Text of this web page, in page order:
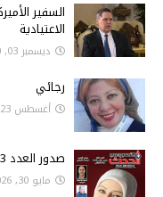
السفير
الاعتيادية
ديسمبر 03, 2020
رجائي
أغسطس 23, 2021
صدور العدد 183 لصحيفة الحدث الاسبوعي من لندن
مايو 30, 2026